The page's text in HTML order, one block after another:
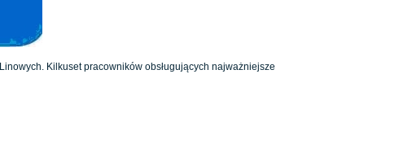
Kilkuset pracowników obsługujących najważniejsze